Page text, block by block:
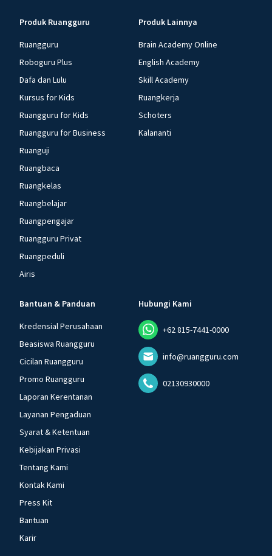
Produk Ruangguru
Ruangguru
Roboguru Plus
Dafa dan Lulu
Kursus for Kids
Ruangguru for Kids
Ruangguru for Business
Ruanguji
Ruangbaca
Ruangkelas
Ruangbelajar
Ruangpengajar
Ruangguru Privat
Ruangpeduli
Airis
Produk Lainnya
Brain Academy Online
English Academy
Skill Academy
Ruangkerja
Schoters
Kalananti
Bantuan & Panduan
Kredensial Perusahaan
Beasiswa Ruangguru
Cicilan Ruangguru
Promo Ruangguru
Laporan Kerentanan
Layanan Pengaduan
Syarat & Ketentuan
Kebijakan Privasi
Tentang Kami
Kontak Kami
Press Kit
Bantuan
Karir
Hubungi Kami
+62 815-7441-0000
info@ruangguru.com
02130930000